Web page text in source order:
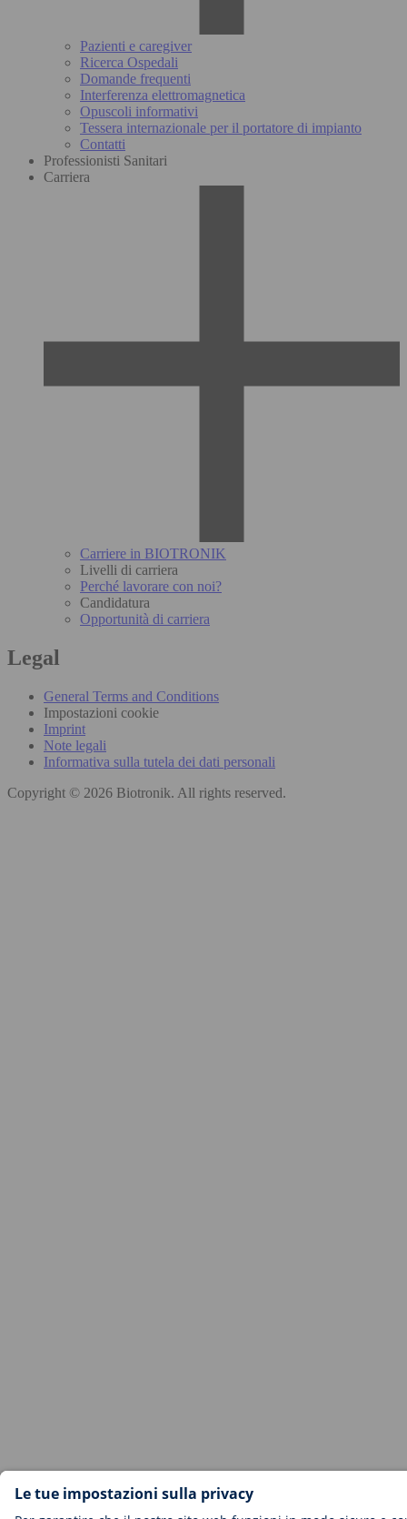
Pazienti e caregiver
Ricerca Ospedali
Domande frequenti
Interferenza elettromagnetica
Opuscoli informativi
Tessera internazionale per il portatore di impianto
Contatti
Professionisti Sanitari
Carriera
Carriere in BIOTRONIK
Livelli di carriera
Perché lavorare con noi?
Candidatura
Opportunità di carriera
Legal
General Terms and Conditions
Impostazioni cookie
Imprint
Note legali
Informativa sulla tutela dei dati personali
Copyright © 2026 Biotronik. All rights reserved.